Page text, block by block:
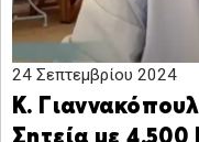
24 Σεπτεμβρίου 2024
Κ.